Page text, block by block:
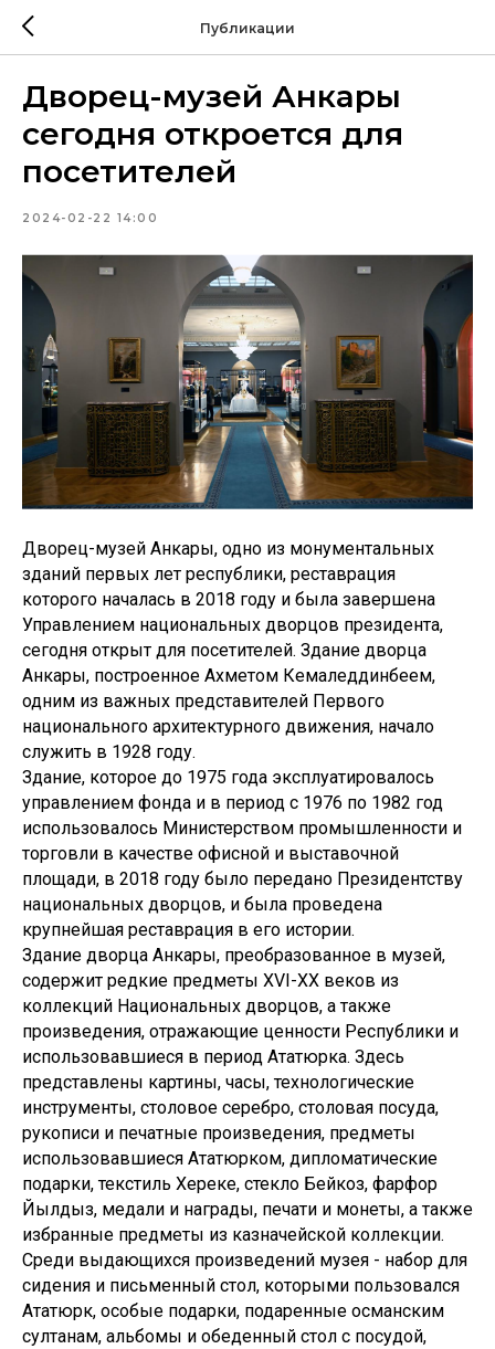
Публикации
Дворец-музей Анкары
сегодня откроется для
посетителей
2024-02-22 14:00
Дворец-музей Анкары, одно из монументальных
зданий первых лет республики, реставрация
которого началась в 2018 году и была завершена
Управлением национальных дворцов президента,
сегодня открыт для посетителей. Здание дворца
Анкары, построенное Ахметом Кемаледдинбеем,
одним из важных представителей Первого
национального архитектурного движения, начало
служить в 1928 году.
Здание, которое до 1975 года эксплуатировалось
управлением фонда и в период с 1976 по 1982 год
использовалось Министерством промышленности и
торговли в качестве офисной и выставочной
площади, в 2018 году было передано Президентству
национальных дворцов, и была проведена
крупнейшая реставрация в его истории.
Здание дворца Анкары, преобразованное в музей,
содержит редкие предметы XVI-XX веков из
коллекций Национальных дворцов, а также
произведения, отражающие ценности Республики и
использовавшиеся в период Ататюрка. Здесь
представлены картины, часы, технологические
инструменты, столовое серебро, столовая посуда,
рукописи и печатные произведения, предметы
использовавшиеся Ататюрком, дипломатические
подарки, текстиль Хереке, стекло Бейкоз, фарфор
Йылдыз, медали и награды, печати и монеты, а также
избранные предметы из казначейской коллекции.
Среди выдающихся произведений музея - набор для
сидения и письменный стол, которыми пользовался
Ататюрк, особые подарки, подаренные османским
султанам, альбомы и обеденный стол с посудой,